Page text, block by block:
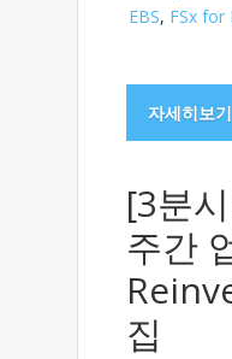
EBS, FSx for
자세히보기
[3분
주간
집